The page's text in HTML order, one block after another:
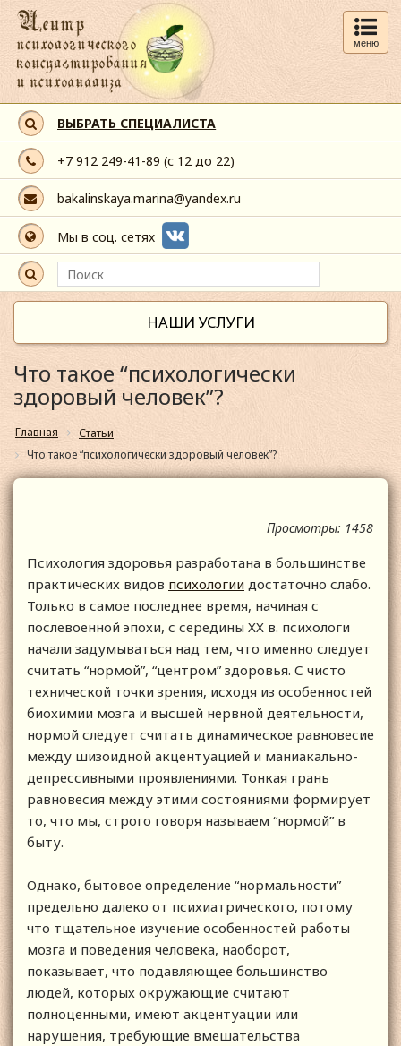
меню
ВЫБРАТЬ СПЕЦИАЛИСТА
+7 912 249-41-89 (с 12 до 22)
bakalinskaya.marina@yandex.ru
Мы в соц. сетях
НАШИ УСЛУГИ
Что такое “психологически
здоровый человек”?
Главная
Статьи
Что такое “психологически здоровый человек”?
Просмотры: 1458
Психология здоровья разработана в большинстве
практических видов психологии достаточно слабо.
Только в самое последнее время, начиная с
послевоенной эпохи, с середины XX в. психологи
начали задумываться над тем, что именно следует
считать “нормой”, “центром” здоровья. С чисто
технической точки зрения, исходя из особенностей
биохимии мозга и высшей нервной деятельности,
нормой следует считать динамическое равновесие
между шизоидной акцентуацией и маниакально-
депрессивными проявлениями. Тонкая грань
равновесия между этими состояниями формирует
то, что мы, строго говоря называем “нормой” в
быту.
Однако, бытовое определение “нормальности”
предельно далеко от психиатрического, потому
что тщательное изучение особенностей работы
мозга и поведения человека, наоборот,
показывает, что подавляющее большинство
людей, которых окружающие считают
полноценными, имеют акцентуации или
нарушения, требующие вмешательства